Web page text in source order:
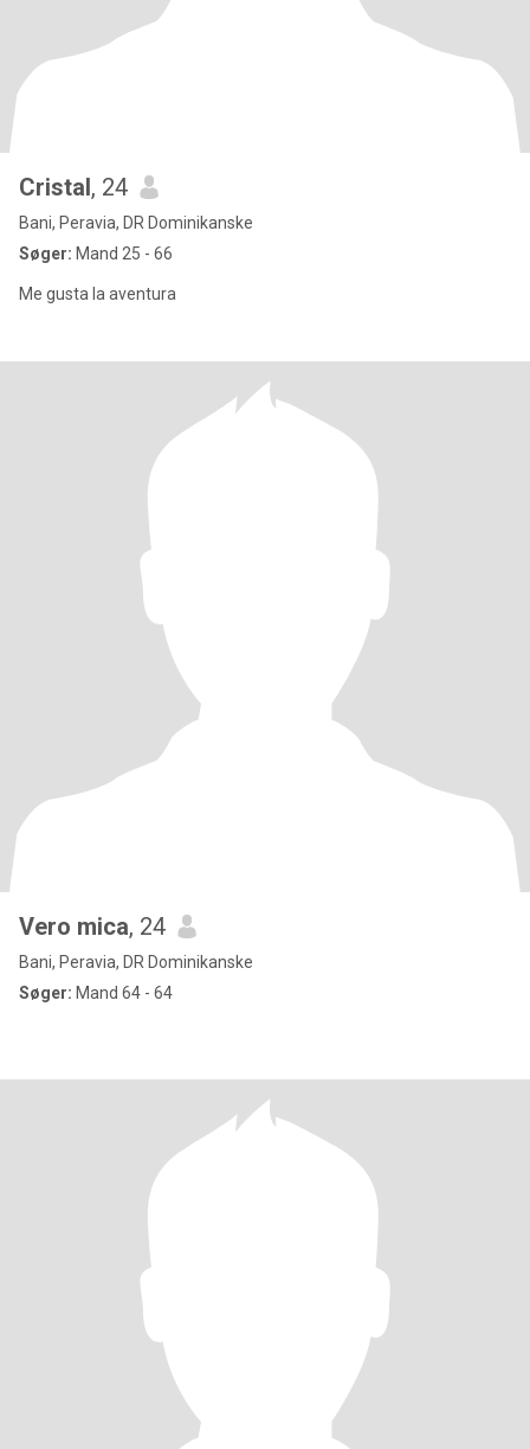
Cristal, 24
Bani, Peravia, DR Dominikanske
Søger: Mand 25 - 66
Me gusta la aventura
Vero mica, 24
Bani, Peravia, DR Dominikanske
Søger: Mand 64 - 64